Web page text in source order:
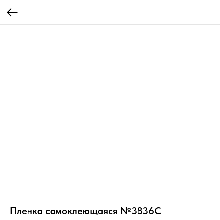
Пленка самоклеющаяся №3836C